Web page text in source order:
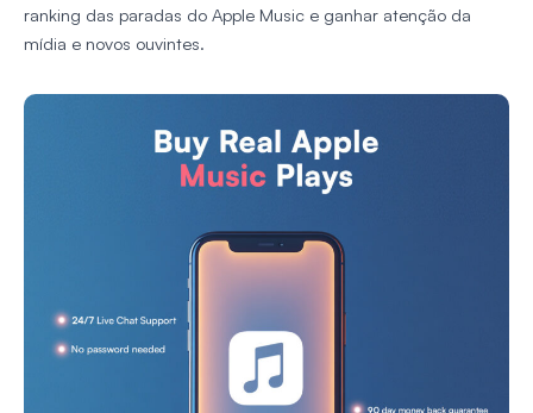
ranking das paradas do Apple Music e ganhar atenção da
mídia e novos ouvintes.